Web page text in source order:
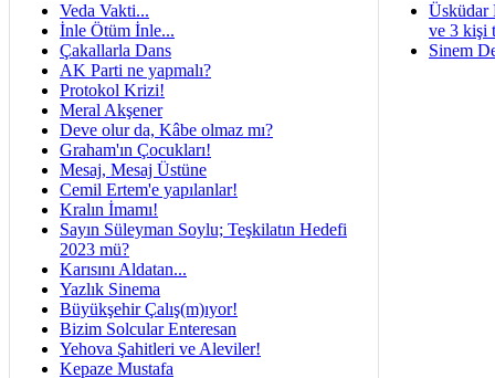
Veda Vakti...
İnle Ötüm İnle...
Çakallarla Dans
AK Parti ne yapmalı?
Protokol Krizi!
Meral Akşener
Deve olur da, Kâbe olmaz mı?
Graham'ın Çocukları!
Mesaj, Mesaj Üstüne
Cemil Ertem'e yapılanlar!
Kralın İmamı!
Sayın Süleyman Soylu; Teşkilatın Hedefi
2023 mü?
Karısını Aldatan...
Yazlık Sinema
Büyükşehir Çalış(m)ıyor!
Bizim Solcular Enteresan
Yehova Şahitleri ve Aleviler!
Kepaze Mustafa
Üsküdar
ve 3 kişi
Sinem